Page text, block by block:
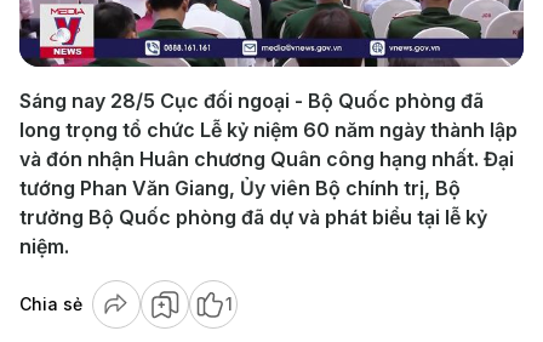
Video
Sáng nay 28/5 Cục đối ngoại - Bộ Quốc phòng đã
long trọng tổ chức Lễ kỷ niệm 60 năm ngày thành lập
và đón nhận Huân chương Quân công hạng nhất. Đại
tướng Phan Văn Giang, Ủy viên Bộ chính trị, Bộ
trưởng Bộ Quốc phòng đã dự và phát biểu tại lễ kỷ
niệm.
Chia sẻ 1